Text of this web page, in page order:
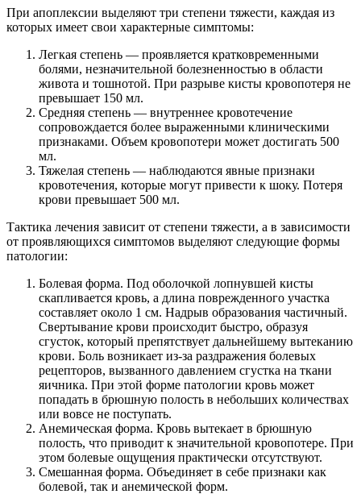
При апоплексии выделяют три степени тяжести, каждая из
которых имеет свои характерные симптомы:
Легкая степень — проявляется кратковременными
болями, незначительной болезненностью в области
живота и тошнотой. При разрыве кисты кровопотеря не
превышает 150 мл.
Средняя степень — внутреннее кровотечение
сопровождается более выраженными клиническими
признаками. Объем кровопотери может достигать 500
мл.
Тяжелая степень — наблюдаются явные признаки
кровотечения, которые могут привести к шоку. Потеря
крови превышает 500 мл.
Тактика лечения зависит от степени тяжести, а в зависимости
от проявляющихся симптомов выделяют следующие формы
патологии:
Болевая форма. Под оболочкой лопнувшей кисты
скапливается кровь, а длина поврежденного участка
составляет около 1 см. Надрыв образования частичный.
Свертывание крови происходит быстро, образуя
сгусток, который препятствует дальнейшему вытеканию
крови. Боль возникает из-за раздражения болевых
рецепторов, вызванного давлением сгустка на ткани
яичника. При этой форме патологии кровь может
попадать в брюшную полость в небольших количествах
или вовсе не поступать.
Анемическая форма. Кровь вытекает в брюшную
полость, что приводит к значительной кровопотере. При
этом болевые ощущения практически отсутствуют.
Смешанная форма. Объединяет в себе признаки как
болевой, так и анемической форм.